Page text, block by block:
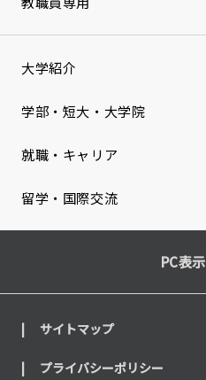
大学紹介
学部・短大・大学院
就職・キャリア
留学・国際交流
PC表示
サイトマップ
プライバシーポリシー